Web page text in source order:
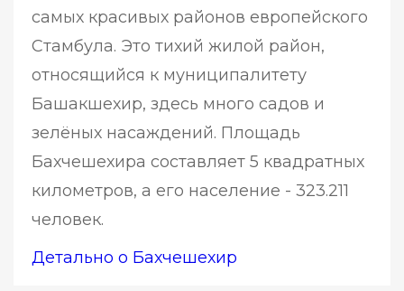
самых красивых районов европейского
Стамбула. Это тихий жилой район,
относящийся к муниципалитету
Башакшехир, здесь много садов и
зелёных насаждений. Площадь
Бахчешехира составляет 5 квадратных
километров, а его население - 323.211
человек.
Детально о Бахчешехир